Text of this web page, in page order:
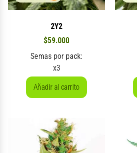
2Y2
$59.000
Semas por pack:
x3
Añadir al carrito